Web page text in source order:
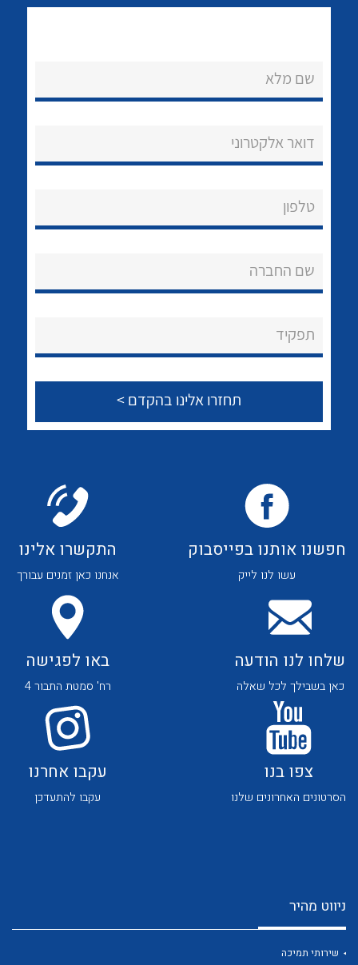
שאלות ותשובות
צור קשר
לכל מוצרי היצרן לכל מוצרי היצרן
לכל מוצרי היצרן לכל מוצרי היצרן
שם מלא
דואר אלקטרוני
טלפון
שם החברה
תפקיד
חפשנו אותנו בפייסבוק
עשו לנו לייק
התקשרו אלינו
אנחנו כאן זמנים עבורך
שלחו לנו הודעה
כאן בשבילך לכל שאלה
באו לפגישה
רח' סמטת התבור 4
צפו בנו
הסרטונים האחרונים שלנו
עקבו אחרנו
עקבו להתעדכן
ניווט מהיר
שירותי תמיכה